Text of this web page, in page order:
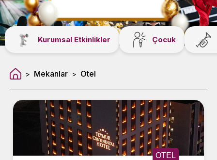
Kurumsal Etkinlikler Çocuk
> Mekanlar > Otel
OTEL